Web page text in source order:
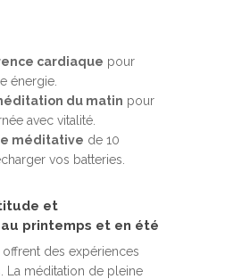
cardiaque pour
énergie.
du matin pour
avec vitalité.
méditative de 10
vos batteries.
et
printemps et en été
offrent des expériences
La méditation de pleine